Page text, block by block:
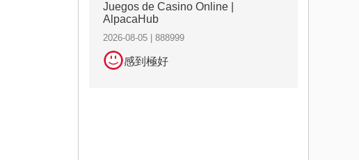
Juegos de Casino Online |
AlpacaHub
2026-08-05 | 888999
感到極好